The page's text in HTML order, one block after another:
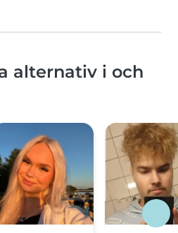
alternativ i och